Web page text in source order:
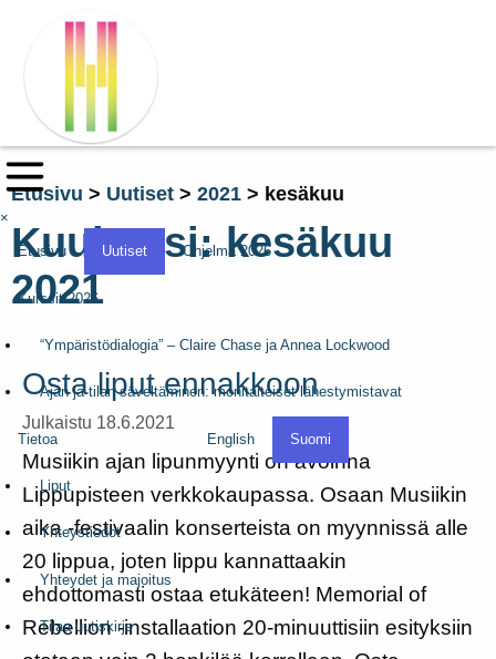
×
Etusivu Uutiset Ohjelma 2026
Kurssit 2026
“Ympäristödialogia” – Claire Chase ja Annea Lockwood
Ajan ja tilan säveltäminen: monitaiteiset lähestymistavat
Tietoa
Liput
Yhteystiedot
Yhteydet ja majoitus
Tilaa uutiskirje
English Suomi
Etusivu > Uutiset > 2021 > kesäkuu
Kuukausi:kesäkuu
2021
Osta liput ennakkoon
Julkaistu 18.6.2021
Musiikin ajan lipunmyynti on avoinna
Lippupisteen verkkokaupassa. Osaan Musiikin
aika -festivaalin konserteista on myynnissä alle
20 lippua, joten lippu kannattaakin
ehdottomasti ostaa etukäteen! Memorial of
Rebellion -installaation 20-minuuttisiin esityksiin